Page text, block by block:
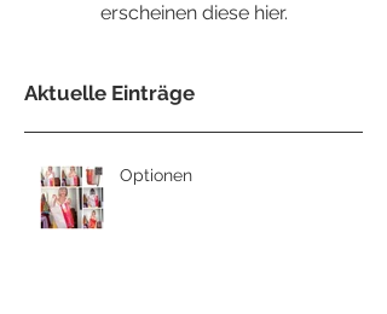
erscheinen diese hier.
Aktuelle Einträge
Optionen